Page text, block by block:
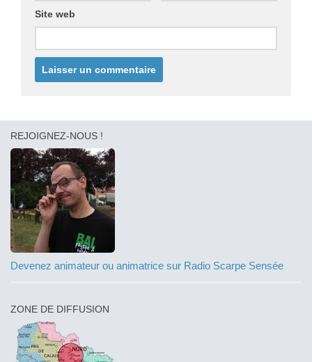
Site web
REJOIGNEZ-NOUS !
Devenez animateur ou animatrice sur Radio Scarpe Sensée
ZONE DE DIFFUSION